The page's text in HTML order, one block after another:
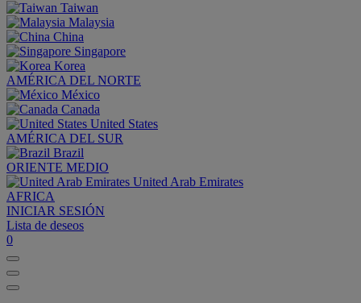
Taiwan
Malaysia
China
Singapore
Korea
AMÉRICA DEL NORTE
México
Canada
United States
AMÉRICA DEL SUR
Brazil
ORIENTE MEDIO
United Arab Emirates
AFRICA
INICIAR SESIÓN
Lista de deseos
0